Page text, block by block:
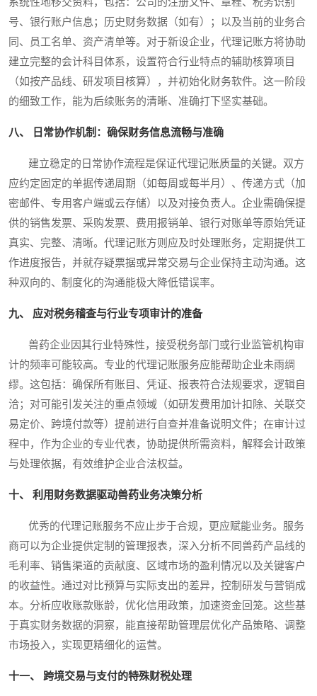
系统性地移交资料，包括：公司的注册文件、章程、税务识别
号、银行账户信息；历史财务数据（如有）；以及当前的业务合
同、员工名单、资产清单等。对于新设企业，代理记账方将协助
建立完整的会计科目体系，设置符合行业特点的辅助核算项目
（如按产品线、研发项目核算），并初始化财务软件。这一阶段
的细致工作，能为后续账务的清晰、准确打下坚实基础。
八、 日常协作机制：确保财务信息流畅与准确
建立稳定的日常协作流程是保证代理记账质量的关键。双方
应约定固定的单据传递周期（如每周或每半月）、传递方式（加
密邮件、专用客户端或云存储）以及对接负责人。企业需确保提
供的销售发票、采购发票、费用报销单、银行对账单等原始凭证
真实、完整、清晰。代理记账方则应及时处理账务，定期提供工
作进度报告，并就存疑票据或异常交易与企业保持主动沟通。这
种双向的、制度化的沟通能极大降低错误率。
九、 应对税务稽查与行业专项审计的准备
兽药企业因其行业特殊性，接受税务部门或行业监管机构审
计的频率可能较高。专业的代理记账服务应能帮助企业未雨绸
缪。这包括：确保所有账目、凭证、报表符合法规要求，逻辑自
洽；对可能引发关注的重点领域（如研发费用加计扣除、关联交
易定价、跨境付款等）提前进行自查并准备说明文件；在审计过
程中，作为企业的专业代表，协助提供所需资料，解释会计政策
与处理依据，有效维护企业合法权益。
十、 利用财务数据驱动兽药业务决策分析
优秀的代理记账服务不应止步于合规，更应赋能业务。服务
商可以为企业提供定制的管理报表，深入分析不同兽药产品线的
毛利率、销售渠道的贡献度、区域市场的盈利情况以及关键客户
的收益性。通过对比预算与实际支出的差异，控制研发与营销成
本。分析应收账款账龄，优化信用政策，加速资金回笼。这些基
于真实财务数据的洞察，能直接帮助管理层优化产品策略、调整
市场投入，实现更精细化的运营。
十一、 跨境交易与支付的特殊财税处理